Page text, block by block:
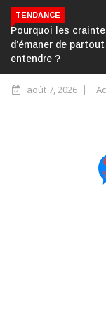
TENDANCE
Pourquoi les
d’émaner de
entendre ?
août 7, 2026